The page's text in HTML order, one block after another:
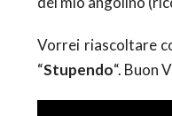
Vorrei riascoltare
“Stupendo“. Buon